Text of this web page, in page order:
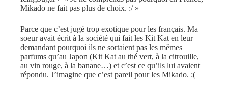
Mikado ne fait pas plus de choix. :/ »
Parce que c’est jugé trop exotique pour les français. Ma
soeur avait écrit à la société qui fait les Kit Kat en leur
demandant pourquoi ils ne sortaient pas les mêmes
parfums qu’au Japon (Kit Kat au thé vert, à la citrouille,
au vin rouge, à la banane…) et c’est ce qu’ils lui avaient
répondu. J’imagine que c’est pareil pour les Mikado. :(